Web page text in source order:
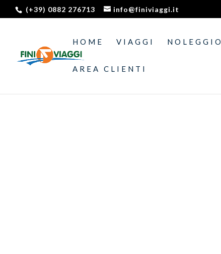
(+39) 0882 276713 info@finiviaggi.it
HOME VIAGGI NOLEGGIO
AREA CLIENTI